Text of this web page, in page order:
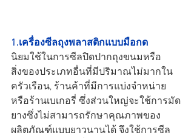
1.เครื่องซีลถุงพลาสติกแบบมือกด
นิยมใช้ในการซีลปิดปากถุงขนมหรือ
สิ่งของประเภทอื่นที่มีปริมาณไม่มากใน
ครัวเรือน, ร้านค้าที่มีการแบ่งจำหน่าย
หรือร้านเบเกอรี่ ซึ่งส่วนใหญ่จะใช้การมัด
ยางซึ่งไม่สามารถรักษาคุณภาพของ
ผลิตภัณฑ์แบบยาวนานได้ จึงใช้การซีล